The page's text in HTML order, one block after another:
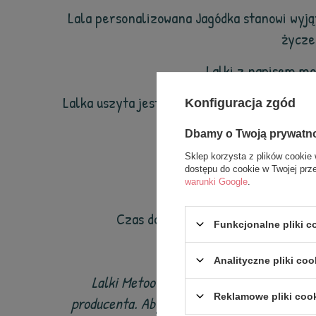
Lala personalizowana Jagódka stanowi
Lalkiz napisem
Lalka uszyta jest z najwyższą
Czas dostawy pokazany w sklepie
Lalki Metoo pokochały dzieci na
producenta. Aby mieć pewność, że są w
Konfiguracja zgód
Dbamy o Twoją
Sklep korzysta z plików cookie
dostępu do cookie w Twojej
warunki Google
Funkcjonalne pliki
Analityczne pliki
Reklamowe pliki